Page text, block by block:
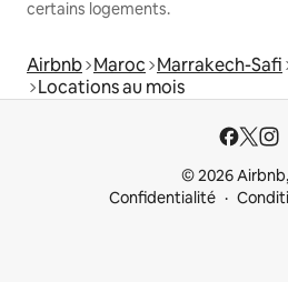
certains logements.
Airbnb Maroc Marrakech-Safi
Locations au mois
© 2026
Confidentialité